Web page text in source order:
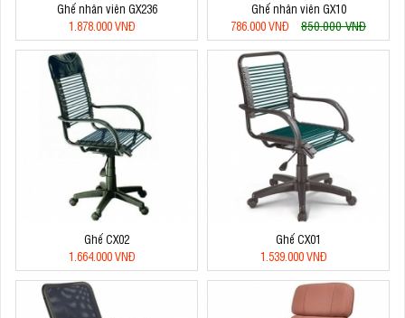
Ghế nhân viên GX236
1.878.000 VNĐ
Ghế nhân viên GX10
786.000 VNĐ
850.000 VNĐ
Ghế CX02
1.664.000 VNĐ
Ghế CX01
1.539.000 VNĐ